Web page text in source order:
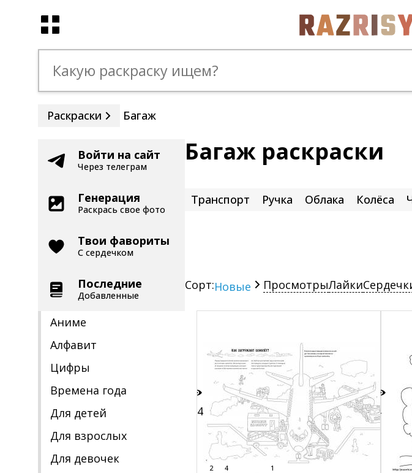
Раскраски Багаж
Войти на сайт
Через телеграм
Генерация
Раскрась свое фото
Твои фавориты
С сердечком
Последние
Добавленные
Аниме
Алфавит
Цифры
Времена года
Для детей
Для взрослых
Для девочек
Багаж раскраски
Транспорт Ручка Облака Колёса
Сорт:Новые ПросмотрыЛайки
14
2 4 1
4